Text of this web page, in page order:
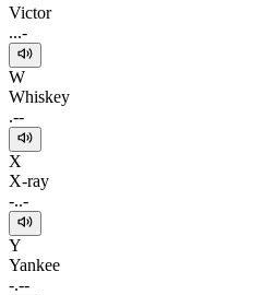
Victor
...-
W
Whiskey
.--
X
X-ray
-..-
Y
Yankee
-.--